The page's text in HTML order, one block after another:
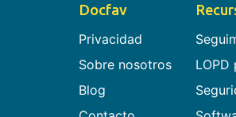
Docfav
Privacidad
Sobre nosotros
Blog
LOPD